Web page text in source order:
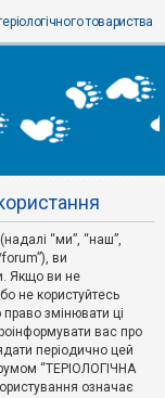
товариства
“ми”, “наш”,
ви
Якщо ви не
не користуйтесь
змінювати ці
вас про
періодично цей
“ТЕРІОЛОГІЧНА
означає